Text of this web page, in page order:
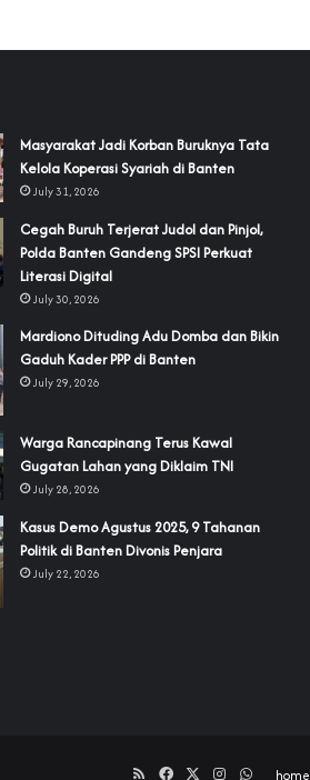
‎Masyarakat Jadi Korban Buruknya Tata
Kelola Koperasi Syariah di Banten
July 31, 2026
Cegah Buruh Terjerat Judol dan Pinjol,
Polda Banten Gandeng SPSI Perkuat
Literasi Digital
July 30, 2026
‎Mardiono Dituding Adu Domba dan Bikin
Gaduh Kader PPP di Banten
July 29, 2026
‎Warga Rancapinang Terus Kawal
Gugatan Lahan yang Diklaim TNI‎‎
July 28, 2026
‎Kasus Demo Agustus 2025, 9 Tahanan
Politik di Banten Divonis Penjara
July 22, 2026
home
RSS Facebook
X Instagram
WhatsApp